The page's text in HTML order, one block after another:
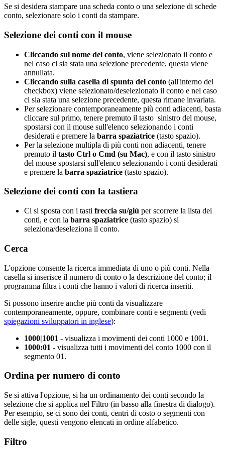
Se si desidera stampare una scheda conto o una selezione di schede
conto, selezionare solo i conti da stampare.
Selezione dei conti con il mouse
Cliccando sul nome del conto, viene selezionato il conto e
nel caso ci sia stata una selezione precedente, questa viene
annullata.
Cliccando sulla casella di spunta del conto (all'interno del
checkbox) viene selezionato/deselezionato il conto e nel caso
ci sia stata una selezione precedente, questa rimane invariata.
Per selezionare contemporaneamente più conti adiacenti, basta
cliccare sul primo, tenere premuto il tasto sinistro del mouse,
spostarsi con il mouse sull'elenco selezionando i conti
desiderati e premere la barra spaziatrice (tasto spazio).
Per la selezione multipla di più conti non adiacenti, tenere
premuto il tasto Ctrl o Cmd (su Mac), e con il tasto sinistro
del mouse spostarsi sull'elenco selezionando i conti desiderati
e premere la barra spaziatrice (tasto spazio).
Selezione dei conti con la tastiera
Ci si sposta con i tasti freccia su/giù per scorrere la lista dei
conti, e con la barra spaziatrice (tasto spazio) si
seleziona/deseleziona il conto.
Cerca
L'opzione consente la ricerca immediata di uno o più conti. Nella
casella si inserisce il numero di conto o la descrizione del conto; il
programma filtra i conti che hanno i valori di ricerca inseriti.
Si possono inserire anche più conti da visualizzare
contemporaneamente, oppure, combinare conti e segmenti (vedi
spiegazioni sviluppatori in inglese):
1000|1001 - visualizza i movimenti dei conti 1000 e 1001.
1000:01 - visualizza tutti i movimenti del conto 1000 con il
segmento 01.
Ordina per numero di conto
Se si attiva l'opzione, si ha un ordinamento dei conti secondo la
selezione che si applica nel Filtro (in basso alla finestra di dialogo).
Per esempio, se ci sono dei conti, centri di costo o segmenti con
delle sigle, questi vengono elencati in ordine alfabetico.
Filtro